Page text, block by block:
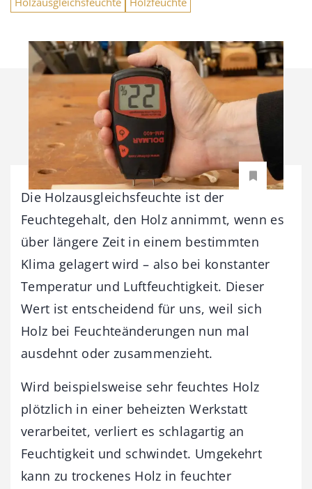
Die Holzausgleichsfeuchte ist der
Feuchtegehalt, den Holz annimmt, wenn es
über längere Zeit in einem bestimmten
Klima gelagert wird – also bei konstanter
Temperatur und Luftfeuchtigkeit. Dieser
Wert ist entscheidend für uns, weil sich
Holz bei Feuchteänderungen nun mal
ausdehnt oder zusammenzieht.
Wird beispielsweise sehr feuchtes Holz
plötzlich in einer beheizten Werkstatt
verarbeitet, verliert es schlagartig an
Feuchtigkeit und schwindet. Umgekehrt
kann zu trockenes Holz in feuchter